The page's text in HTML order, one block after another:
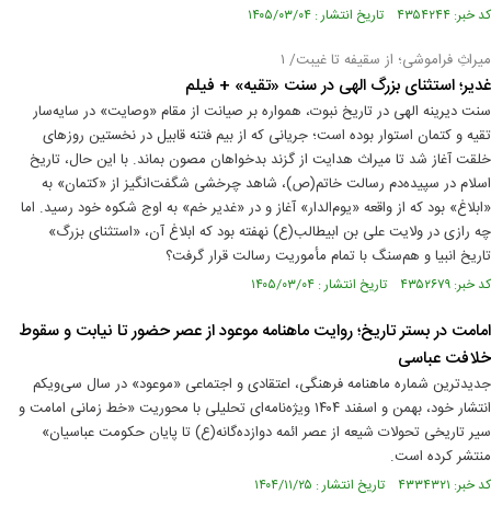
کد خبر: ۴۳۵۴۲۴۴ تاریخ انتشار : ۱۴۰۵/۰۳/۰۴
میراثِ فراموشی؛ از سقیفه تا غیبت/ ۱
غدیر؛ استثنای بزرگ الهی در سنت «تقیه» + فیلم
سنت دیرینه الهی در تاریخ نبوت، همواره بر صیانت از مقام «وصایت» در سایه‌سار
تقیه و کتمان استوار بوده است؛ جریانی که از بیم فتنه قابیل در نخستین روزهای
خلقت آغاز شد تا میراث هدایت از گزند بدخواهان مصون بماند. با این حال، تاریخ
اسلام در سپیده‌دم رسالت خاتم(ص)، شاهد چرخشی شگفت‌انگیز از «کتمان» به
«ابلاغ» بود که از واقعه «یوم‌الدار» آغاز و در «غدیر خم» به اوج شکوه خود رسید. اما
چه رازی در ولایت علی بن ابیطالب(ع) نهفته بود که ابلاغ آن، «استثنای بزرگ»
تاریخ انبیا و هم‌سنگ با تمام مأموریت رسالت قرار گرفت؟
کد خبر: ۴۳۵۲۶۷۹ تاریخ انتشار : ۱۴۰۵/۰۳/۰۴
امامت در بستر تاریخ؛ روایت ماهنامه موعود از عصر حضور تا نیابت و سقوط
خلافت عباسی
جدیدترین شماره ماهنامه فرهنگی، اعتقادی و اجتماعی «موعود» در سال سی‌ویکم
انتشار خود، بهمن و اسفند ۱۴۰۴ ویژه‌نامه‌ای تحلیلی با محوریت «خط زمانی امامت و
سیر تاریخی تحولات شیعه از عصر ائمه دوازده‌گانه(ع) تا پایان حکومت عباسیان»
منتشر کرده است.
کد خبر: ۴۳۳۴۳۲۱ تاریخ انتشار : ۱۴۰۴/۱۱/۲۵